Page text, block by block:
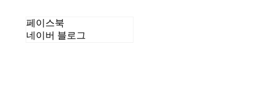
페이스북
네이버 블로그